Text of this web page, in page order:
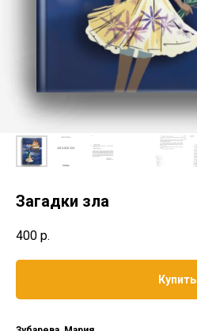
Загадки зла
400 р.
Купить